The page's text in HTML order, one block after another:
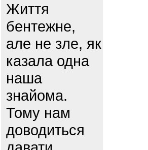
Життя
бентежне,
але не зле, як
казала одна
наша
знайома.
Тому нам
доводиться